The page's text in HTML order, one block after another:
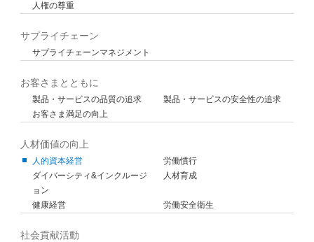
人権の尊重
サプライチェーン
サプライチェーンマネジメント
お客さまとともに
製品・サービスの品質の追求
製品・サービスの安全性の追求
お客さま満足の向上
人材価値の向上
人的資本経営
労働慣行
ダイバーシティ&インクルージ
ョン
人材育成
健康経営 労働安全衛生
社会貢献活動